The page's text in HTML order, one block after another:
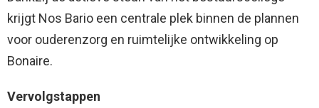
krijgt Nos Bario een centrale plek binnen de plannen
voor ouderenzorg en ruimtelijke ontwikkeling op
Bonaire.
Vervolgstappen